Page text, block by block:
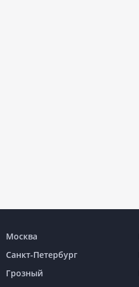
Москва
Санкт-Петербург
Грозный